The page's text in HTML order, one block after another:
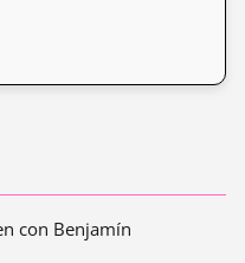
con Benjamín